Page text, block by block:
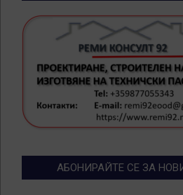
АБОНИРАЙТЕ СЕ ЗА